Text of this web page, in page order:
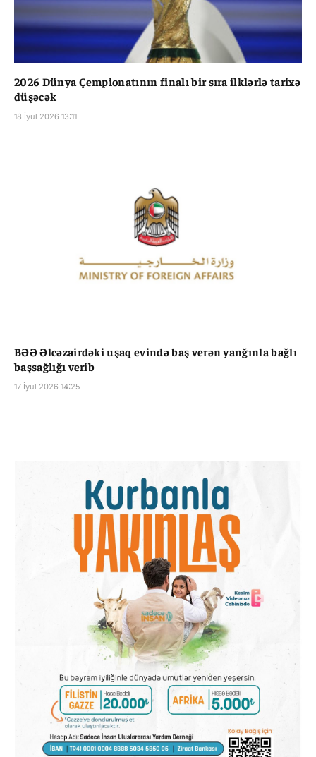
2026 Dünya Çempionatının finalı bir sıra ilklərlə tarixə
düşəcək
18 İyul 2026 13:11
BƏƏ Əlcəzairdəki uşaq evində baş verən yanğınla bağlı
başsağlığı verib
17 İyul 2026 14:25